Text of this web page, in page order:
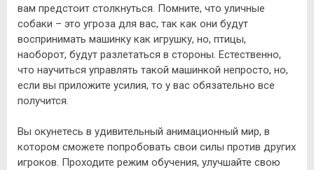
вам предстоит столкнуться. Помните, что уличные
собаки – это угроза для вас, так как они будут
воспринимать машинку как игрушку, но, птицы,
наоборот, будут разлетаться в стороны. Естественно,
что научиться управлять такой машинкой непросто, но,
если вы приложите усилия, то у вас обязательно все
получится.
Вы окунетесь в удивительный анимационный мир, в
котором сможете попробовать свои силы против других
игроков. Проходите режим обучения, улучшайте свою